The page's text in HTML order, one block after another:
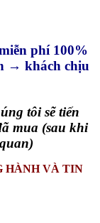
phí 100%
→ khách chịu
tôi sẽ tiến
mua (sau khi
HÀNH VÀ TIN